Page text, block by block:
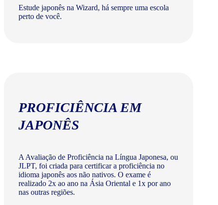
Estude japonês na Wizard, há sempre uma escola
perto de você.
PROFICIÊNCIA EM
JAPONÊS
A Avaliação de Proficiência na Língua Japonesa, ou
JLPT, foi criada para certificar a proficiência no
idioma japonês aos não nativos. O exame é
realizado 2x ao ano na Ásia Oriental e 1x por ano
nas outras regiões.